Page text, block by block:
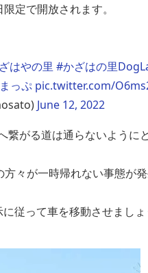
定で開放されます。
はやの里 #かざはの里
っぷ pic.twitter.com/
June 12, 2022
がる道は通らないように
々が一時帰れない事態が
従って車を移動させましょ